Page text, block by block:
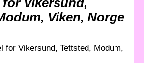
Viken, Norge
for Vikersund, Tettsted, Modum,